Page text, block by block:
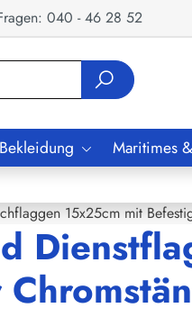
040 - 46 28 52
Maritimes
15x25cm mit